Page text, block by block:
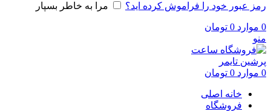
رمز عبور خود را فراموش کرده اید؟ مرا به خاطر بسپار
0 موارد 0 تومان
منو
0 موارد 0 تومان
خانه اصلی
فروشگاه